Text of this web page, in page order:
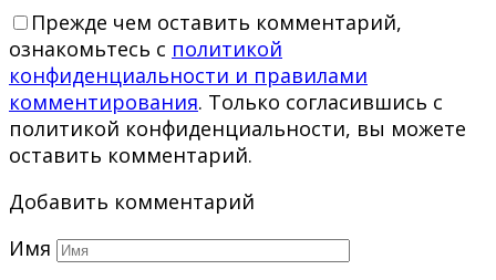
Прежде чем оставить комментарий,
ознакомьтесь с политикой
конфиденциальности и правилами
комментирования. Только согласившись с
политикой конфиденциальности, вы можете
оставить комментарий.
Добавить комментарий
Имя